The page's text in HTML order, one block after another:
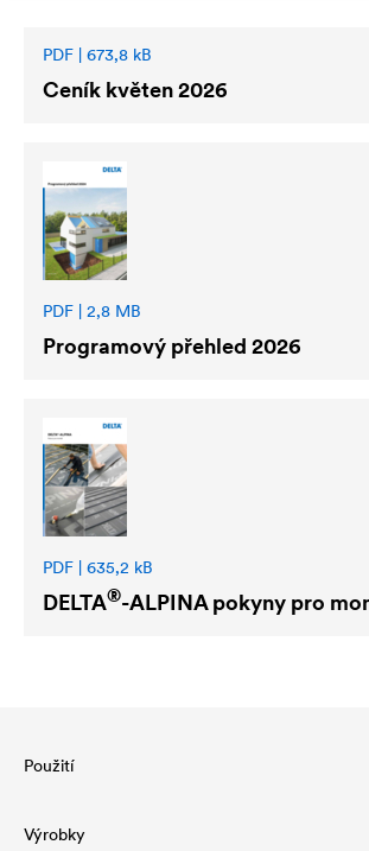
PDF | 673,8 kB
Ceník květen 2026
PDF | 2,8 MB
Programový přehled 2026
PDF | 635,2 kB
DELTA®-ALPINA pokyny pro
Použití
Ochrana šikmých střech
Výrobky